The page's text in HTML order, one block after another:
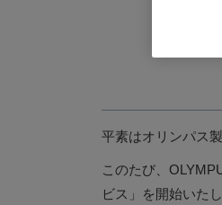
平素はオリンパス
このたび、
ビス」を開始いたし